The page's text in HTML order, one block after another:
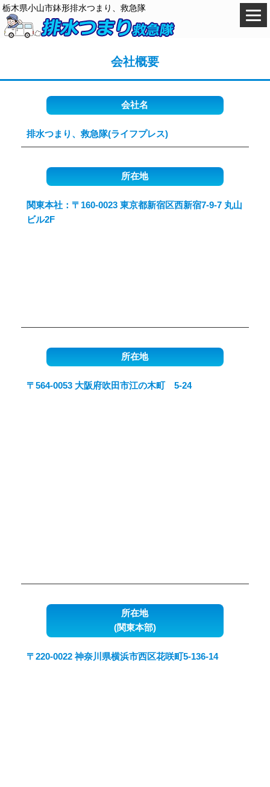
栃木県小山市鉢形排水つまり、救急隊
会社概要
会社名
排水つまり、救急隊(ライフプレス)
所在地
関東本社：〒160-0023 東京都新宿区西新宿7-9-7 丸山
ビル2F
所在地
〒564-0053 大阪府吹田市江の木町 5-24
所在地
(関東本部)
〒220-0022 神奈川県横浜市西区花咲町5-136-14